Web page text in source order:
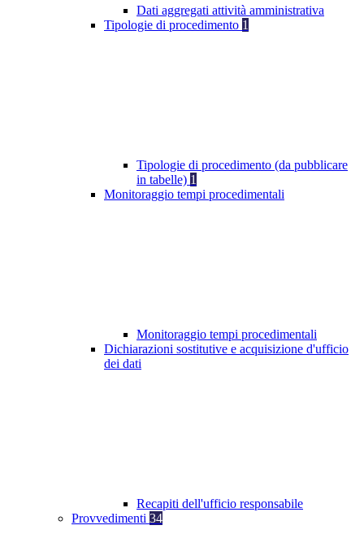
Dati aggregati attività amministrativa
Tipologie di procedimento 1
Tipologie di procedimento (da pubblicare
in tabelle) 1
Monitoraggio tempi procedimentali
Monitoraggio tempi procedimentali
Dichiarazioni sostitutive e acquisizione d'ufficio
dei dati
Recapiti dell'ufficio responsabile
Provvedimenti 34